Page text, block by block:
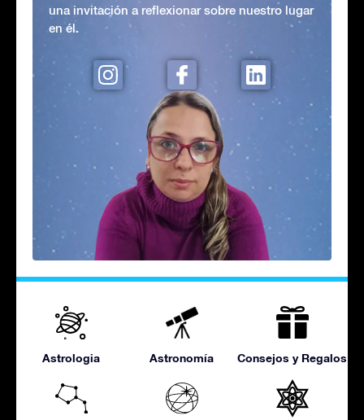
una invitación a reflexionar sobre nuestro lugar
en él.
Astrologia Astronomía Consejos y Regalos